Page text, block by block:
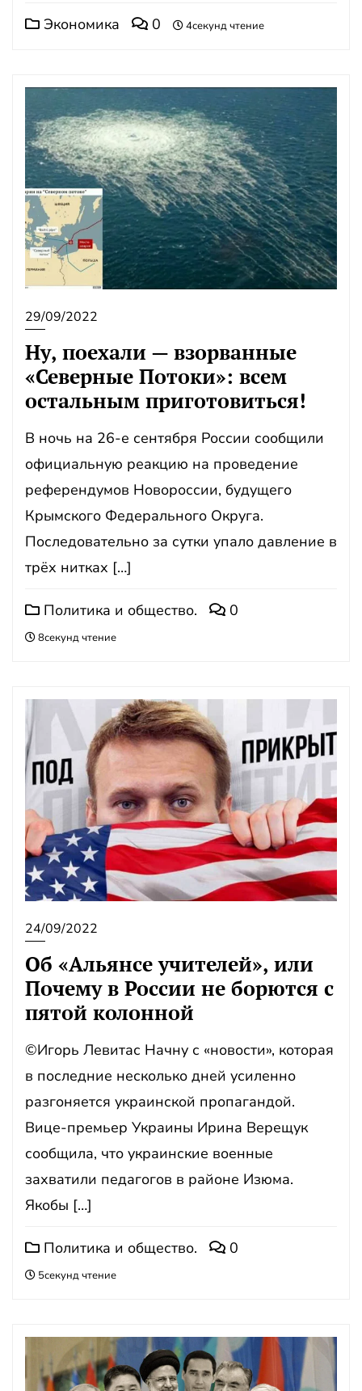
Экономика 0 4секунд чтение
29/09/2022
Ну, поехали — взорванные
«Северные Потоки»: всем
остальным приготовиться!
В ночь на 26-е сентября России сообщили
официальную реакцию на проведение
референдумов Новороссии, будущего
Крымского Федерального Округа.
Последовательно за сутки упало давление в
трёх нитках […]
Политика и общество. 0
8секунд чтение
24/09/2022
Об «Альянсе учителей», или
Почему в России не борются с
пятой колонной
©Игорь Левитас Начну с «новости», которая
в последние несколько дней усиленно
разгоняется украинской пропагандой.
Вице-премьер Украины Ирина Верещук
сообщила, что украинские военные
захватили педагогов в районе Изюма.
Якобы […]
Политика и общество. 0
5секунд чтение